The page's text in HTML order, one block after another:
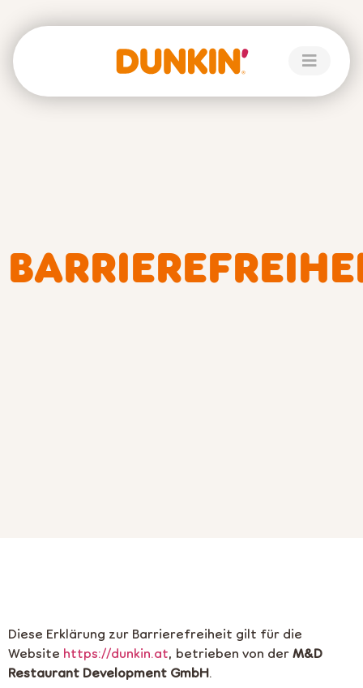
Diese Erklärung zur Barrierefreiheit gilt für die
Website https://dunkin.at, betrieben von der M&D
Restaurant Development GmbH.